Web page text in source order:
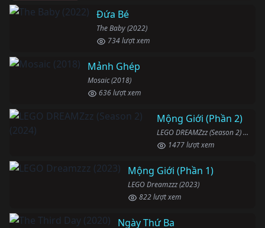
Đứa Bé
The Baby (2022)
734 lượt xem
Mảnh Ghép
Mosaic (2018)
636 lượt xem
Mộng Giới (Phần 2)
LEGO DREAMZzz (Season 2) (2024)
1477 lượt xem
Mộng Giới (Phần 1)
LEGO Dreamzzz (2023)
822 lượt xem
Ngày Thứ Ba